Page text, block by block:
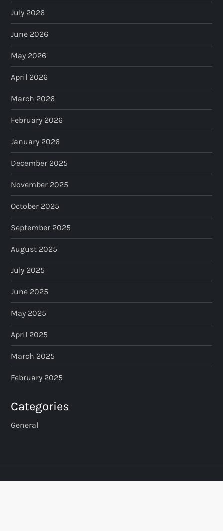
July 2026
June 2026
May 2026
April 2026
March 2026
February 2026
January 2026
December 2025
November 2025
October 2025
September 2025
August 2025
July 2025
June 2025
May 2025
April 2025
March 2025
February 2025
Categories
General